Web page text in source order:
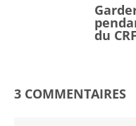
du
3 COMMENTAIRES